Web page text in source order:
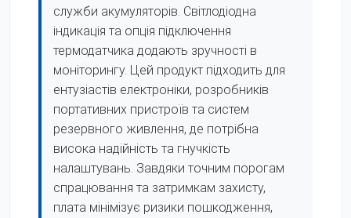
служби акумуляторів. Світлодіодна
індикація та опція підключення
термодатчика додають зручності в
моніторингу. Цей продукт підходить для
ентузіастів електроніки, розробників
портативних пристроїв та систем
резервного живлення, де потрібна
висока надійність та гнучкість
налаштувань. Завдяки точним порогам
спрацювання та затримкам захисту,
плата мінімізує ризики пошкодження,